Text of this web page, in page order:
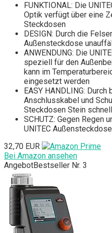
FUNKTIONAL: Die
Optik verfügt über eine
Steckdosen
DESIGN: Durch die
Außensteckdose
ANWENDUNG: Die
speziell für den
kann im
eingesetzt werden
EASY HANDLING:
Anschlusskabel und
Steckdosen Stein
SCHUTZ: Gegen Regen
UNITEC
32,70 EUR
Bei Amazon ansehen
AngebotBestseller Nr. 3